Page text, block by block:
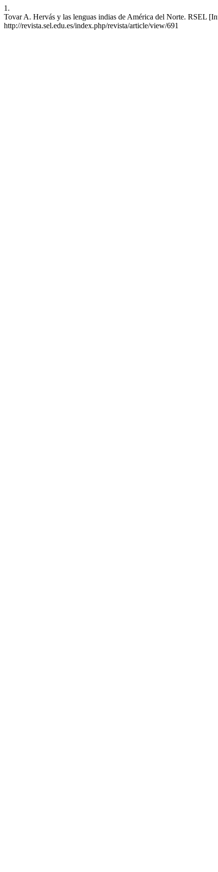
1.
Tovar A. Hervás y las lenguas indias de América del Norte. RSEL
http://revista.sel.edu.es/index.php/revista/article/view/691